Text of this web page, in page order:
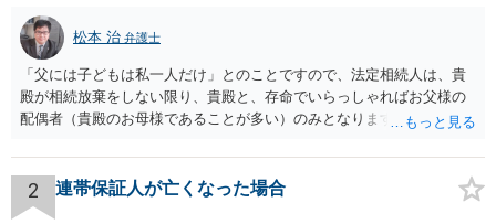
松本 治 弁護士
「父には子どもは私一人だけ」とのことですので、法定相続人は、貴
殿が相続放棄をしない限り、貴殿と、存命でいらっしゃればお父様の
配偶者（貴殿のお母様であることが多い）のみとなります。遺言がな
2 連帯保証人が亡くなった場合